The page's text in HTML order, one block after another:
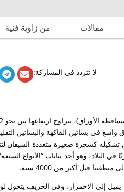
مقالات من زاوية فنية
لا تتردد في المشاركة:
واسع في بساتين الفاكهة والبساتين
كشجرة صغيرة متعددة السيقان
البلاد، وهو أحد نباتات “الأنواع
قبل أكثر من 4000 سنة.
يميل إلى الاحمرار، وفي الخريف يتحول